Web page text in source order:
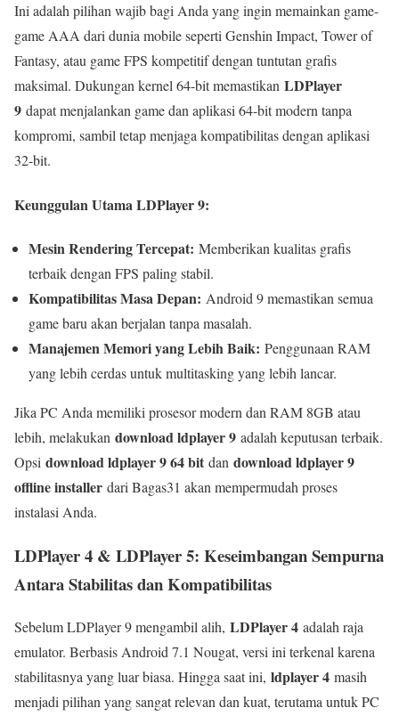
Ini adalah pilihan wajib bagi Anda yang ingin memainkan game-
game AAA dari dunia mobile seperti Genshin Impact, Tower of
Fantasy, atau game FPS kompetitif dengan tuntutan grafis
maksimal. Dukungan kernel 64-bit memastikan LDPlayer
9 dapat menjalankan game dan aplikasi 64-bit modern tanpa
kompromi, sambil tetap menjaga kompatibilitas dengan aplikasi
32-bit.
Keunggulan Utama LDPlayer 9:
Mesin Rendering Tercepat: Memberikan kualitas grafis
terbaik dengan FPS paling stabil.
Kompatibilitas Masa Depan: Android 9 memastikan semua
game baru akan berjalan tanpa masalah.
Manajemen Memori yang Lebih Baik: Penggunaan RAM
yang lebih cerdas untuk multitasking yang lebih lancar.
Jika PC Anda memiliki prosesor modern dan RAM 8GB atau
lebih, melakukan download ldplayer 9 adalah keputusan terbaik.
Opsi download ldplayer 9 64 bit dan download ldplayer 9
offline installer dari Bagas31 akan mempermudah proses
instalasi Anda.
LDPlayer 4 & LDPlayer 5: Keseimbangan Sempurna
Antara Stabilitas dan Kompatibilitas
Sebelum LDPlayer 9 mengambil alih, LDPlayer 4 adalah raja
emulator. Berbasis Android 7.1 Nougat, versi ini terkenal karena
stabilitasnya yang luar biasa. Hingga saat ini, ldplayer 4 masih
menjadi pilihan yang sangat relevan dan kuat, terutama untuk PC